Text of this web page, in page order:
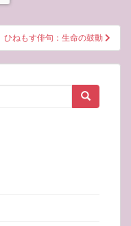
ひねもす俳句：生命の鼓動